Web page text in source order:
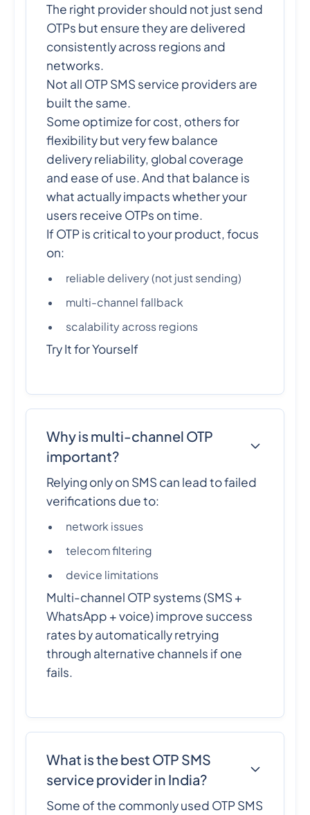
The right provider should not just send
OTPs but ensure they are delivered
consistently across regions and
networks.
Not all OTP SMS service providers are
built the same.
Some optimize for cost, others for
flexibility but very few balance
delivery reliability, global coverage
and ease of use. And that balance is
what actually impacts whether your
users receive OTPs on time.
If OTP is critical to your product, focus
on:
reliable delivery (not just sending)
multi-channel fallback
scalability across regions
Try It for Yourself
Why is multi-channel OTP
important?
Relying only on SMS can lead to failed
verifications due to:
network issues
telecom filtering
device limitations
Multi-channel OTP systems (SMS +
WhatsApp + voice) improve success
rates by automatically retrying
through alternative channels if one
fails.
What is the best OTP SMS
service provider in India?
Some of the commonly used OTP SMS